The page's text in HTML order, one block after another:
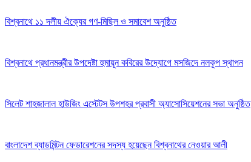
বিশ্বনাথে ১১ দলীয় ঐক্যের গণ-মিছিল ও সমাবেশ অনুষ্ঠিত
বিশ্বনাথে প্রধানমন্ত্রীর উপদেষ্টা হুমায়ূন কবিরের উদ্যোগে মসজিদে নলকূপ স্থাপন
সিলেট শাহজালাল হাউজিং এস্টেটস উপশহর প্রবাসী অ্যাসোসিয়েশনের সভা অনুষ্ঠিত
​বাংলাদেশ ব্যাডমিন্টন ফেডারেশনের সদস্য হয়েছেন বিশ্বনাথের নেওয়ার আলী